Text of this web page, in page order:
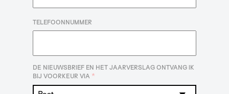
TELEFOONNUMMER
DE NIEUWSBRIEF EN HET JAARVERSLAG ONTVANG IK
BIJ VOORKEUR VIA *